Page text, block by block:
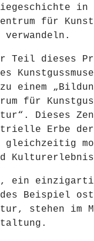
in
für
verwandeln.
Teil dieses
zu einem
für
Dieses
Erbe der
gleichzeitig
ein
Beispiel
stehen im